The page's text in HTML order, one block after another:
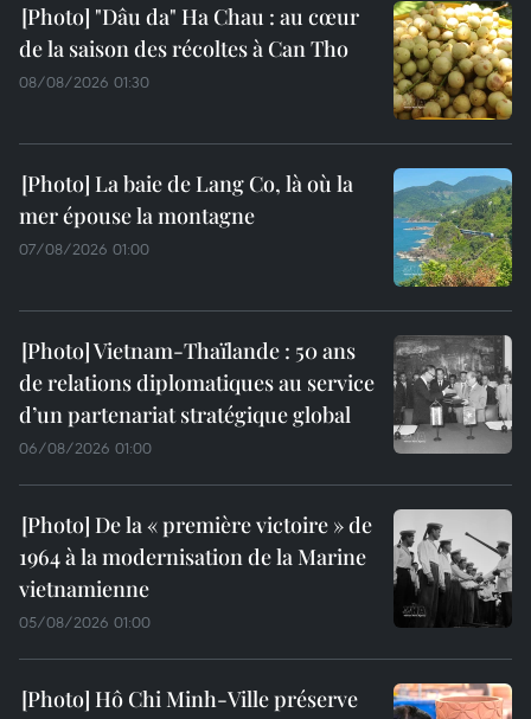
"Dâu da" Ha Chau : au cœur
de la saison des récoltes à Can Tho
08/08/2026 01:30
La baie de Lang Co, là où la
mer épouse la montagne
07/08/2026 01:00
Vietnam-Thaïlande : 50 ans
de relations diplomatiques au service
d’un partenariat stratégique global
06/08/2026 01:00
De la « première victoire » de
1964 à la modernisation de la Marine
vietnamienne
05/08/2026 01:00
Hô Chi Minh-Ville préserve